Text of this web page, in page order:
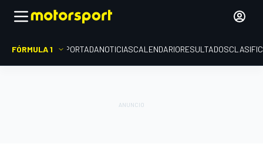
FÓRMULA 1 PORTADANOTICIASCALENDARIORESULTADOS